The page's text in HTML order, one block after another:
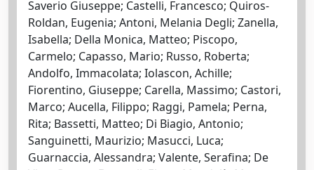
Saverio Giuseppe; Castelli, Francesco; Quiros-
Roldan, Eugenia; Antoni, Melania Degli; Zanella,
Isabella; Della Monica, Matteo; Piscopo,
Carmelo; Capasso, Mario; Russo, Roberta;
Andolfo, Immacolata; Iolascon, Achille;
Fiorentino, Giuseppe; Carella, Massimo; Castori,
Marco; Aucella, Filippo; Raggi, Pamela; Perna,
Rita; Bassetti, Matteo; Di Biagio, Antonio;
Sanguinetti, Maurizio; Masucci, Luca;
Guarnaccia, Alessandra; Valente, Serafina; De